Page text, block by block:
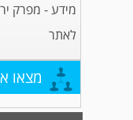
מידע - מפרק
לאתר
מצאו